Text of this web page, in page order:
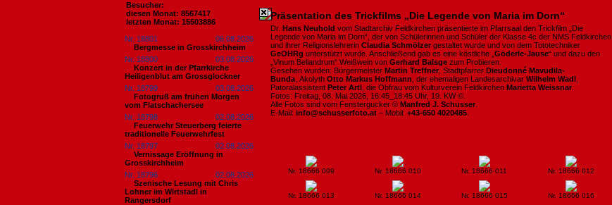
Besucher:
diesen Monat: 8567417
letzten Monat: 15503886
Nr. 18801
06.08.2026
Bergmesse in Grosskirchheim
Nr. 18800
03.08.2026
Konzert in der Pfarrkirche
Heiligenblut am Grossglockner
Nr. 18799
03.08.2026
Fotogruß am frühen Morgen
vom Flatschachersee
Nr. 18798
02.08.2026
Feuerwehr Steuerberg feierte
traditionelle Feuerwehrfest
Nr. 18797
02.08.2026
Vernissage Eröffnung in
Grosskirchheim
Nr. 18796
02.08.2026
Szenische Lesung mit Chris
Lohner im Wirtstadl in
Rangersdorf
Präsentation des Trickfilms „Die Legende von Maria im Dorn“
Dr. Hans Neuhold vom Stadtarchiv Feldkirchen präsentierte im Pfarrsaal den Trickfilm „Die
Legende von Maria im Dorn“, der von Schülerinnen und Schüler der Klasse 4c der NMS Feldkirchen
und ihrer Religionslehrerin Claudia Schmölzer gestaltet wurde und von dem Tototechniker
GeOHRg unterstützt wurde. Anschließend gab es eine köstliche „ Göderle-Jause“ und dazu den
„Vinum Beliandrum“ Weißwein von Gerhard Balsge zum Probieren.
Gesehen wurden: Bürgermeister Martin Treffner , Stadtpfarrer Dieudonné Mavudila-
Bunda , Akolyth Otto Markus Hoffmann , der ehemaligen Landesarchivar Wilhelm Wadl
Patoralassistent Peter Artl , die Obfrau vom Kulturverein Feldkirchen Marietta Weissnar
Fotos: Freitag, 08. Mai 2026, 16:45_18:45 Uhr, 19. KW ©.
Alle Fotos sind vom Fenstergucker © Manfred J. Schusser
E-Mail: info@schusserfoto.at – Mobil: +43-650 4020485
Nr. 18666 009 Nr. 18666 010 Nr. 18666 011 Nr. 18666 012
Nr. 18666 013 Nr. 18666 014 Nr. 18666 015 Nr. 18666 016